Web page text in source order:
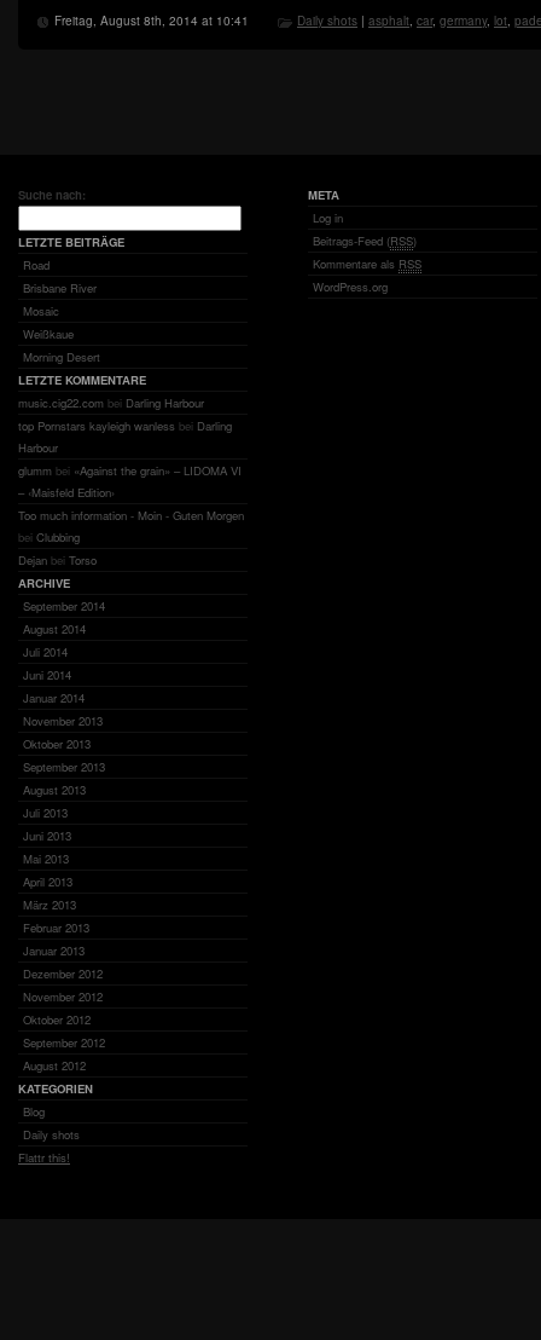
Freitag, August 8th, 2014 at 10:41 Daily shots | asphalt, car, germany, lot,
Suche nach:
LETZTE BEITRÄGE
Road
Brisbane River
Mosaic
Weißkaue
Morning Desert
LETZTE KOMMENTARE
music.cig22.com bei Darling Harbour
top Pornstars kayleigh wanless bei Darling
Harbour
glumm bei «Against the grain» – LIDOMA VI
– ‹Maisfeld Edition›
Too much information - Moin - Guten Morgen
bei Clubbing
Dejan bei Torso
ARCHIVE
September 2014
August 2014
Juli 2014
Juni 2014
Januar 2014
November 2013
Oktober 2013
September 2013
August 2013
Juli 2013
Juni 2013
Mai 2013
April 2013
März 2013
Februar 2013
Januar 2013
Dezember 2012
November 2012
Oktober 2012
September 2012
August 2012
KATEGORIEN
Blog
Daily shots
Flattr this!
META
Log in
Beitrags-Feed (RSS)
Kommentare als RSS
WordPress.org